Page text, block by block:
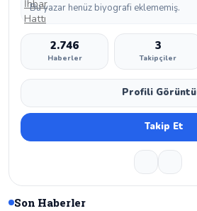
Bu yazar henüz biyografi eklememiş.
2.746
Haberler
3
Takipçiler
Profili
Takip Et
Son Haberler